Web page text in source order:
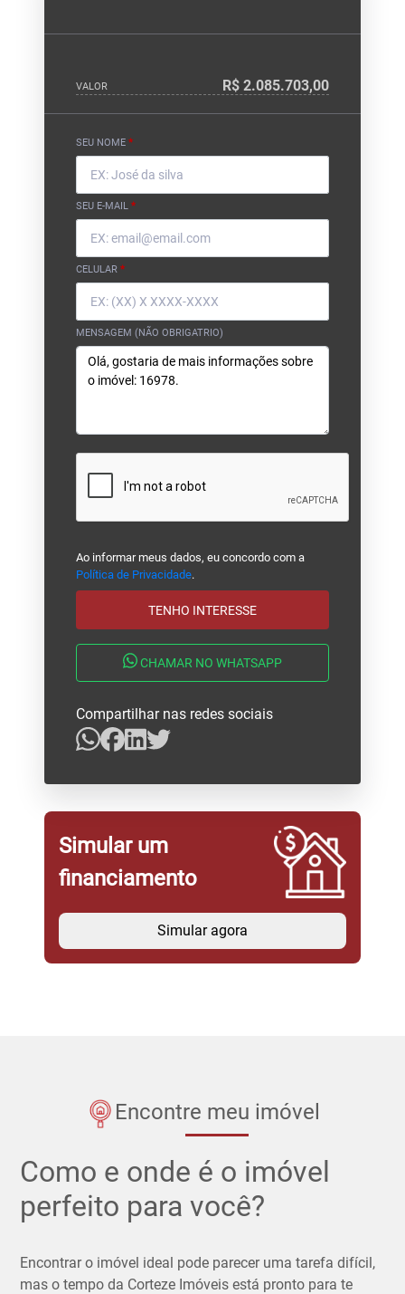
VALOR R$ 2.085.703,00
SEU NOME *
SEU E-MAIL *
CELULAR *
MENSAGEM (NÃO OBRIGATRIO)
Ao informar meus dados, eu concordo com a
Política de Privacidade.
TENHO INTERESSE
CHAMAR NO WHATSAPP
Compartilhar nas redes sociais
Simular um
financiamento
Simular agora
Encontre meu imóvel
Como e onde é o imóvel
perfeito para você?
Encontrar o imóvel ideal pode parecer uma tarefa difícil,
mas o tempo da Corteze Imóveis está pronto para te